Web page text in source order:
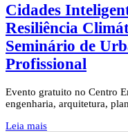
Cidades
Resiliência
Seminário de
Profissional
Evento gratuito no Centro
engenharia, arquitetura,
Leia mais